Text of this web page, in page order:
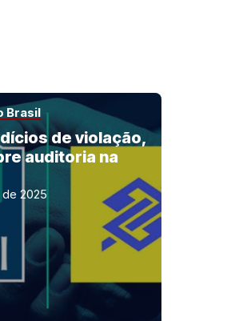
Brasil
de violação,
auditoria na
de 2025